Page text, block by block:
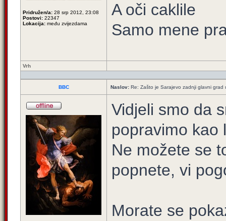
Pridružen/a: 28 srp 2012, 23:08
Postovi: 22347
Lokacija: među zvijezdama
A oči caklile
Samo mene
Vrh
BBC Naslov: Re: Zašto je Sarajevo zadnji glavni
Vidjeli smo da
popravimo kao
Ne možete se
popnete, vi
Morate se